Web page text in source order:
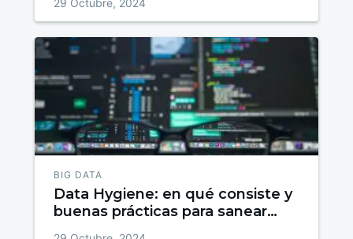
BIG DATA
Data Hygiene: en qué consiste y
buenas prácticas para sanear